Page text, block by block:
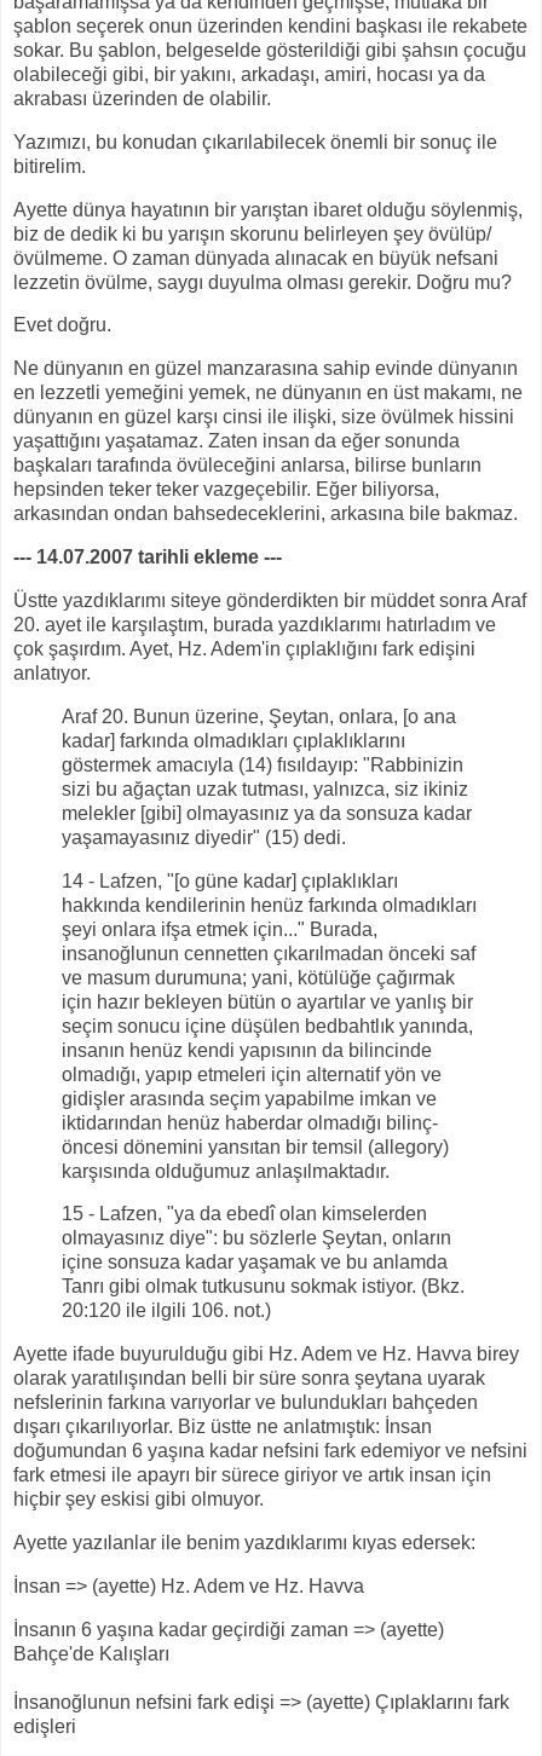
şablon seçerek onun üzerinden kendini başkası ile rekabete
sokar. Bu şablon, belgeselde gösterildiği gibi şahsın çocuğu
olabileceği gibi, bir yakını, arkadaşı, amiri, hocası ya da
akrabası üzerinden de olabilir.
Yazımızı, bu konudan çıkarılabilecek önemli bir sonuç ile
bitirelim.
Ayette dünya hayatının bir yarıştan ibaret olduğu söylenmiş,
biz de dedik ki bu yarışın skorunu belirleyen şey övülüp/
övülmeme. O zaman dünyada alınacak en büyük nefsani
lezzetin övülme, saygı duyulma olması gerekir. Doğru mu?
Evet doğru.
Ne dünyanın en güzel manzarasına sahip evinde dünyanın
en lezzetli yemeğini yemek, ne dünyanın en üst makamı, ne
dünyanın en güzel karşı cinsi ile ilişki, size övülmek hissini
yaşattığını yaşatamaz. Zaten insan da eğer sonunda
başkaları tarafında övüleceğini anlarsa, bilirse bunların
hepsinden teker teker vazgeçebilir. Eğer biliyorsa,
arkasından ondan bahsedeceklerini, arkasına bile bakmaz.
--- 14.07.2007 tarihli ekleme ---
Üstte yazdıklarımı siteye gönderdikten bir müddet sonra Araf
20. ayet ile karşılaştım, burada yazdıklarımı hatırladım ve
çok şaşırdım. Ayet, Hz. Adem'in çıplaklığını fark edişini
anlatıyor.
Araf 20. Bunun üzerine, Şeytan, onlara, [o ana
kadar] farkında olmadıkları çıplaklıklarını
göstermek amacıyla (14) fısıldayıp: "Rabbinizin
sizi bu ağaçtan uzak tutması, yalnızca, siz ikiniz
melekler [gibi] olmayasınız ya da sonsuza kadar
yaşamayasınız diyedir" (15) dedi.
14 - Lafzen, "[o güne kadar] çıplaklıkları
hakkında kendilerinin henüz farkında olmadıkları
şeyi onlara ifşa etmek için..." Burada,
insanoğlunun cennetten çıkarılmadan önceki saf
ve masum durumuna; yani, kötülüğe çağırmak
için hazır bekleyen bütün o ayartılar ve yanlış bir
seçim sonucu içine düşülen bedbahtlık yanında,
insanın henüz kendi yapısının da bilincinde
olmadığı, yapıp etmeleri için alternatif yön ve
gidişler arasında seçim yapabilme imkan ve
iktidarından henüz haberdar olmadığı bilinç-
öncesi dönemini yansıtan bir temsil (allegory)
karşısında olduğumuz anlaşılmaktadır.
15 - Lafzen, "ya da ebedî olan kimselerden
olmayasınız diye": bu sözlerle Şeytan, onların
içine sonsuza kadar yaşamak ve bu anlamda
Tanrı gibi olmak tutkusunu sokmak istiyor. (Bkz.
20:120 ile ilgili 106. not.)
Ayette ifade buyurulduğu gibi Hz. Adem ve Hz. Havva birey
olarak yaratılışından belli bir süre sonra şeytana uyarak
nefslerinin farkına varıyorlar ve bulundukları bahçeden
dışarı çıkarılıyorlar. Biz üstte ne anlatmıştık: İnsan
doğumundan 6 yaşına kadar nefsini fark edemiyor ve nefsini
fark etmesi ile apayrı bir sürece giriyor ve artık insan için
hiçbir şey eskisi gibi olmuyor.
Ayette yazılanlar ile benim yazdıklarımı kıyas edersek:
İnsan => (ayette) Hz. Adem ve Hz. Havva
İnsanın 6 yaşına kadar geçirdiği zaman => (ayette)
Bahçe'de Kalışları
İnsanoğlunun nefsini fark edişi => (ayette) Çıplaklarını fark
edişleri